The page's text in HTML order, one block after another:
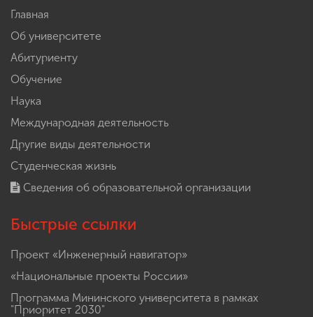
Главная
Об университете
Абитуриенту
Обучение
Наука
Международная деятельность
Другие виды деятельности
Студенческая жизнь
Сведения об образовательной организации
Быстрые ссылки
Проект «Инженерный навигатор»
«Национальные проекты России»
Программа Мининского университета в рамках
"Приоритет 2030"